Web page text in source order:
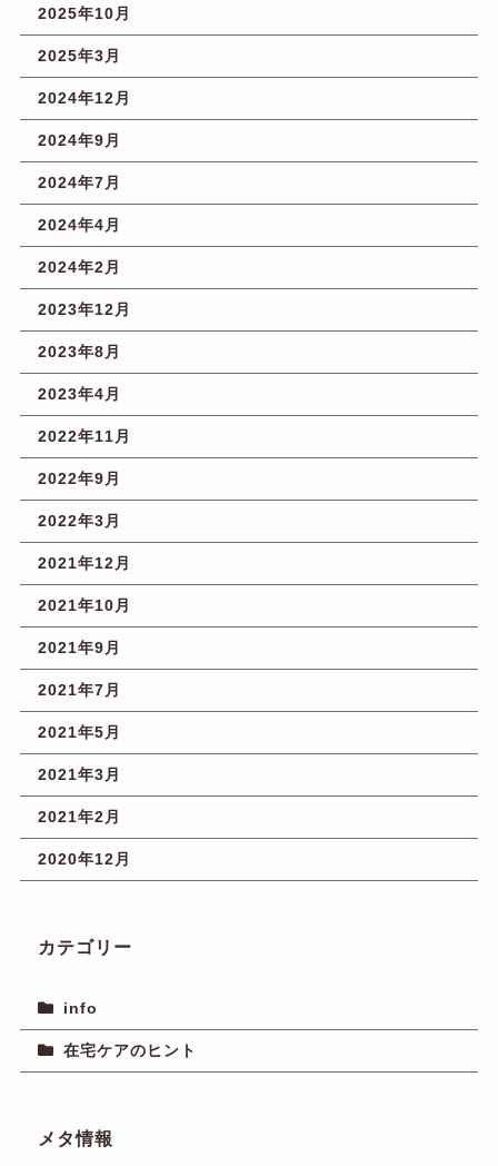
2025年10月
2025年3月
2024年12月
2024年9月
2024年7月
2024年4月
2024年2月
2023年12月
2023年8月
2023年4月
2022年11月
2022年9月
2022年3月
2021年12月
2021年10月
2021年9月
2021年7月
2021年5月
2021年3月
2021年2月
2020年12月
カテゴリー
info
在宅ケアのヒント
メタ情報